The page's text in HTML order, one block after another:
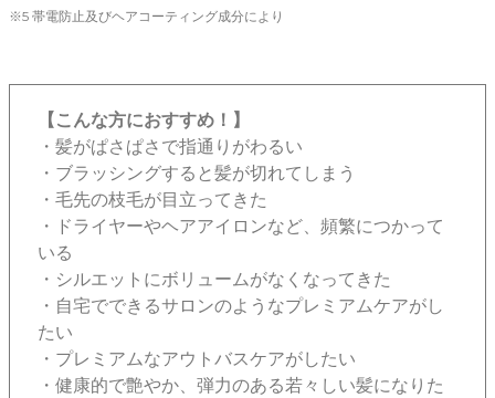
※5 帯電防止及びヘアコーティング成分により
【こんな方におすすめ！】
・髪がぱさぱさで指通りがわるい
・ブラッシングすると髪が切れてしまう
・毛先の枝毛が目立ってきた
・ドライヤーやヘアアイロンなど、頻繁につかって
いる
・シルエットにボリュームがなくなってきた
・自宅でできるサロンのようなプレミアムケアがし
たい
・プレミアムなアウトバスケアがしたい
・健康的で艶やか、弾力のある若々しい髪になりた